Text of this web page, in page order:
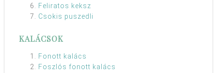
Feliratos keksz
Csokis puszedli
KALÁCSOK
Fonott kalács
Foszlós fonott kalács